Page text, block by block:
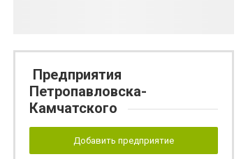
Предприятия
Петропавловска-
Камчатского
Добавить предприятие